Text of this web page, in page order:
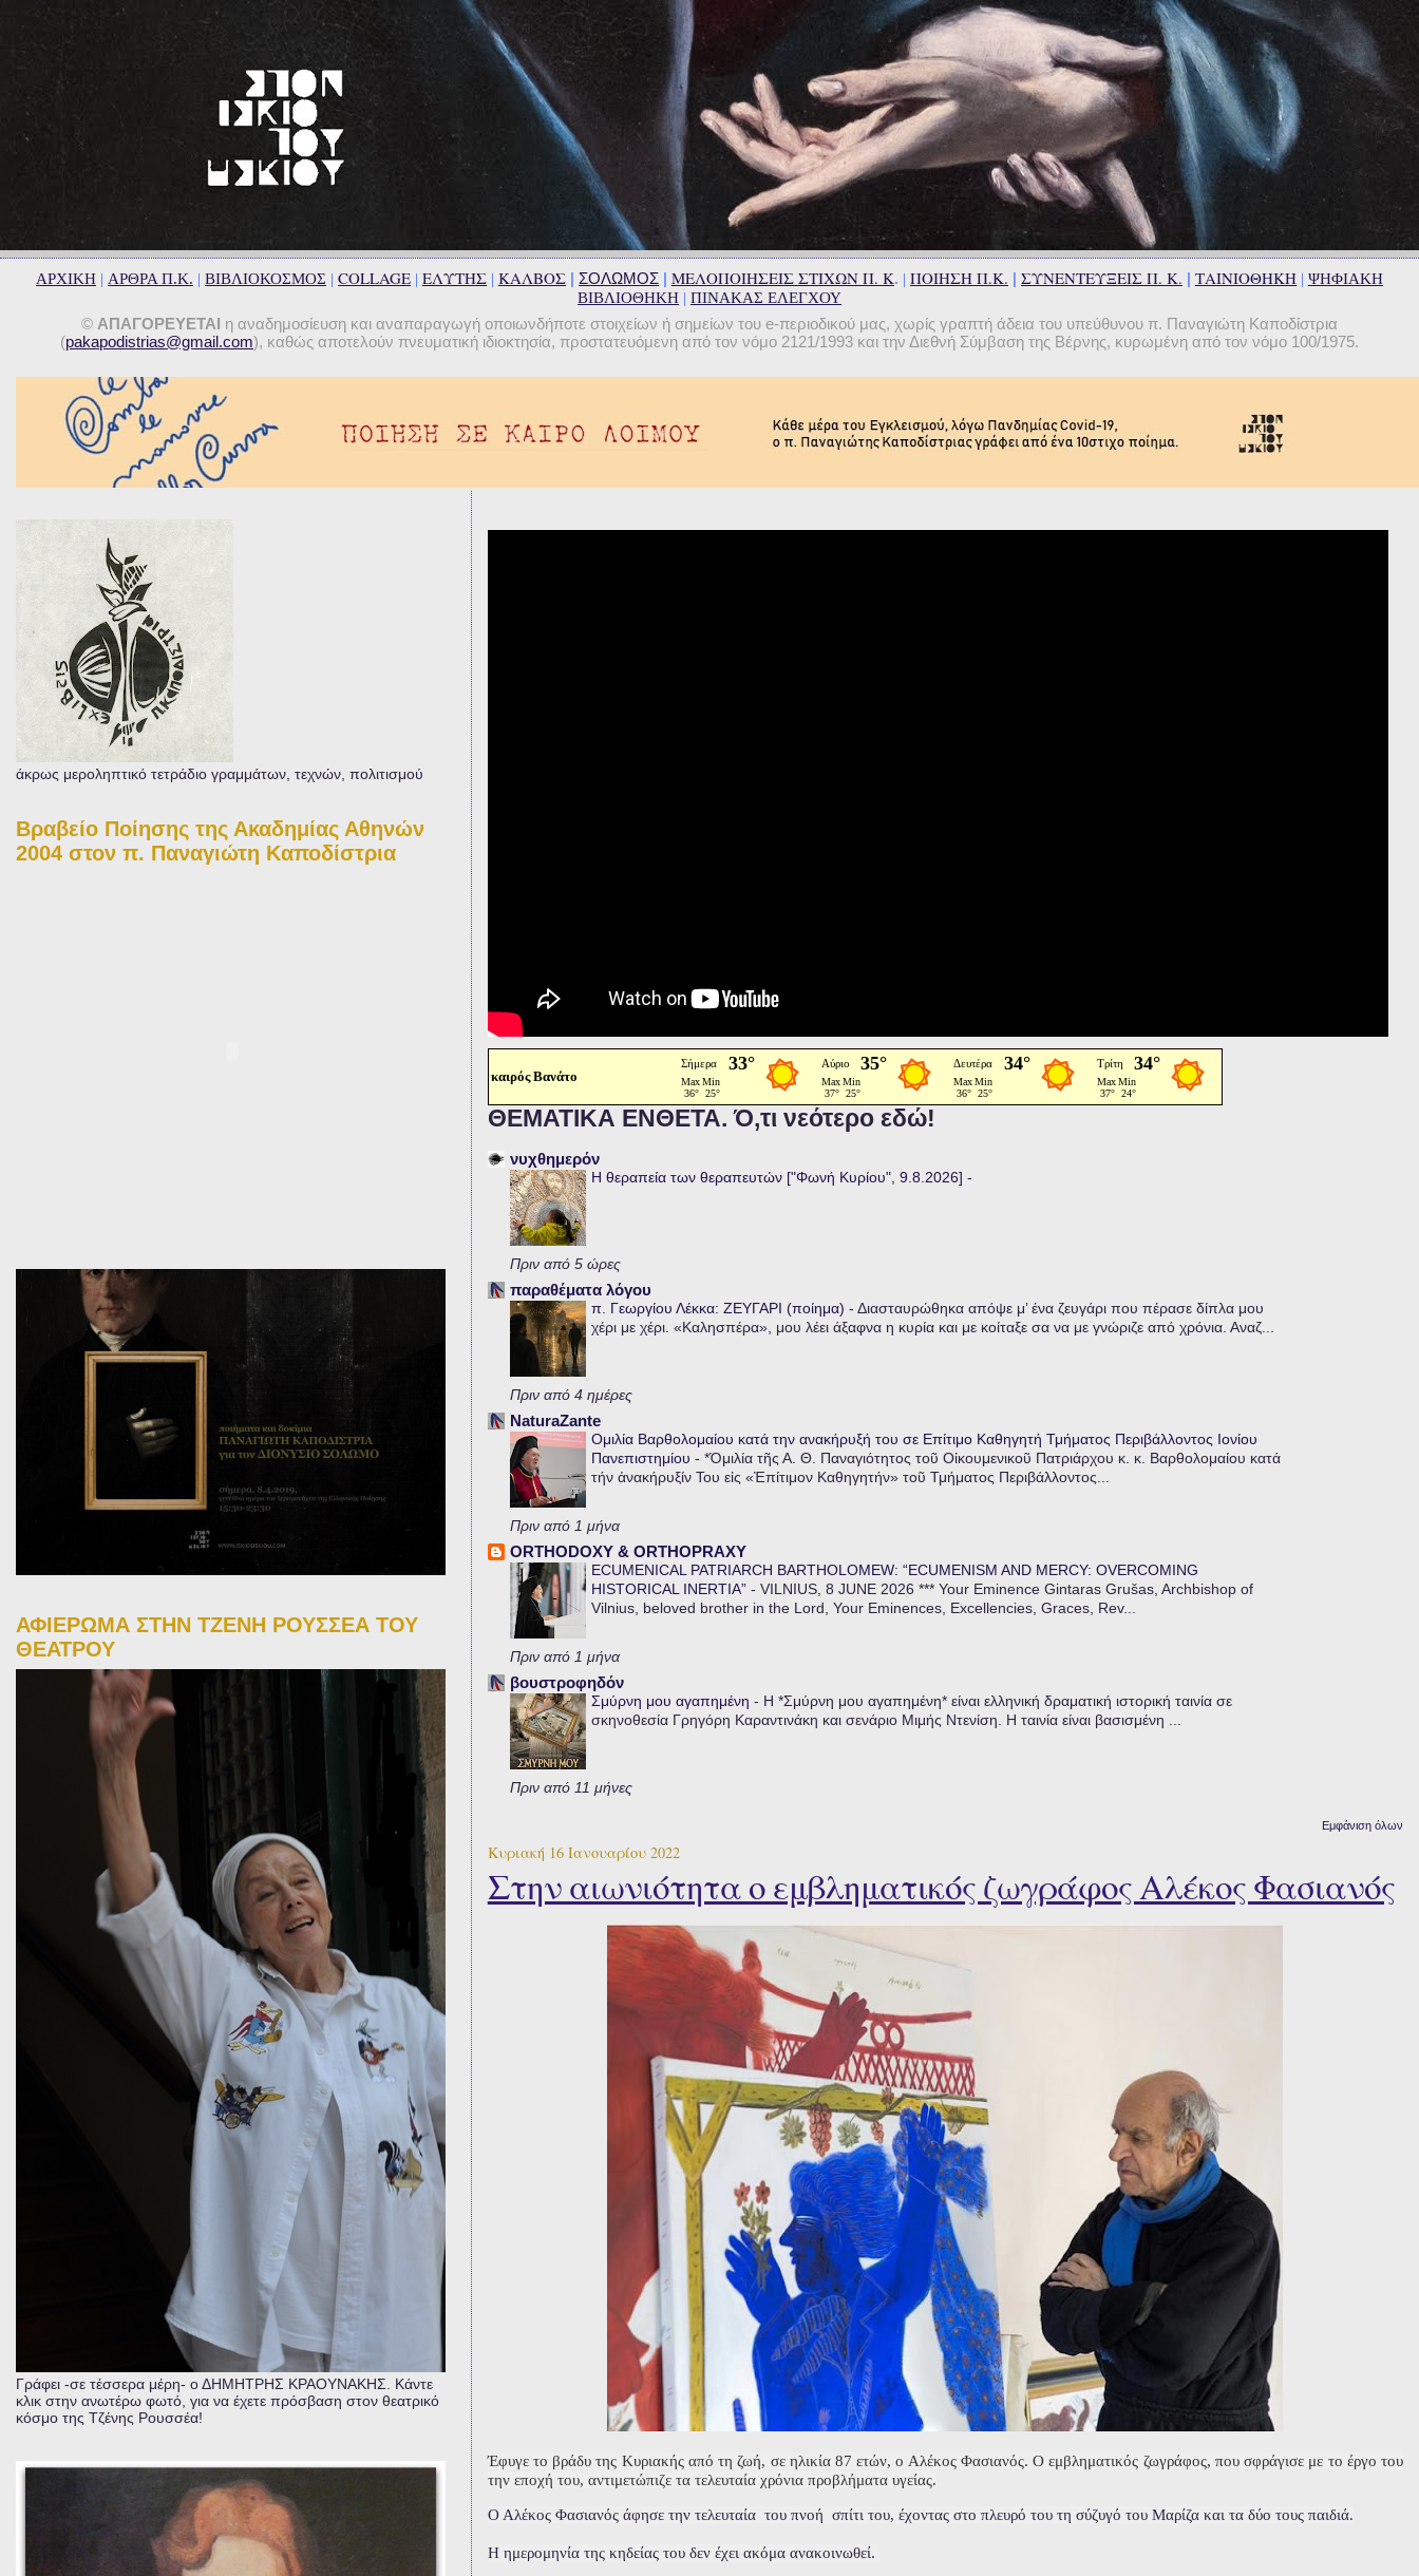
ΑΡΧΙΚΗ | ΑΡΘΡΑ Π.Κ. | ΒΙΒΛΙΟΚΟΣΜΟΣ | COLLAGE | ΕΛΥΤΗΣ | ΚΑΛΒΟΣ | ΣΟΛΩΜΟΣ | ΜΕΛΟΠΟΙΗΣΕΙΣ ΣΤΙΧΩΝ Π. Κ. | ΠΟΙΗΣΗ Π.Κ. | ΣΥΝΕΝΤΕΥΞΕΙΣ Π. Κ. | ΤΑΙΝΙΟΘΗΚΗ | ΨΗΦΙΑΚΗ
ΒΙΒΛΙΟΘΗΚΗ | ΠΙΝΑΚΑΣ ΕΛΕΓΧΟΥ
© ΑΠΑΓΟΡΕΥΕΤΑΙ η αναδημοσίευση και αναπαραγωγή οποιωνδήποτε στοιχείων ή σημείων του e-περιοδικού μας, χωρίς γραπτή άδεια του υπεύθυνου π. Παναγιώτη Καποδίστρια
(pakapodistrias@gmail.com), καθώς αποτελούν πνευματική ιδιοκτησία, προστατευόμενη από τον νόμο 2121/1993 και την Διεθνή Σύμβαση της Βέρνης, κυρωμένη από τον νόμο 100/1975.
καιρός Βανάτο
ΘΕΜΑΤΙΚΑ ΕΝΘΕΤΑ. Ό,τι νεότερο εδώ!
νυχθημερόν
Η θεραπεία των θεραπευτών ["Φωνή Κυρίου", 9.8.2026] -
Πριν από 5 ώρες
παραθέματα λόγου
π. Γεωργίου Λέκκα: ΖΕΥΓΑΡΙ (ποίημα) - Διασταυρώθηκα απόψε μ’ ένα ζευγάρι που πέρασε δίπλα μου
χέρι με χέρι. «Καλησπέρα», μου λέει άξαφνα η κυρία και με κοίταξε σα να με γνώριζε από χρόνια. Αναζ...
Πριν από 4 ημέρες
NaturaZante
Ομιλία Βαρθολομαίου κατά την ανακήρυξή του σε Επίτιμο Καθηγητή Τμήματος Περιβάλλοντος Ιονίου
Πανεπιστημίου - *Ὁμιλία τῆς Α. Θ. Παναγιότητος τοῦ Οἰκουμενικοῦ Πατριάρχου κ. κ. Βαρθολομαίου κατά
τήν ἀνακήρυξίν Του εἰς «Ἐπίτιμον Καθηγητήν» τοῦ Τμήματος Περιβάλλοντος...
Πριν από 1 μήνα
ORTHODOXY & ORTHOPRAXY
ECUMENICAL PATRIARCH BARTHOLOMEW: “ECUMENISM AND MERCY: OVERCOMING
HISTORICAL INERTIA” - VILNIUS, 8 JUNE 2026 *** Your Eminence Gintaras Grušas, Archbishop of
Vilnius, beloved brother in the Lord, Your Eminences, Excellencies, Graces, Rev...
Πριν από 1 μήνα
βουστροφηδόν
Σμύρνη μου αγαπημένη - Η *Σμύρνη μου αγαπημένη* είναι ελληνική δραματική ιστορική ταινία σε
σκηνοθεσία Γρηγόρη Καραντινάκη και σενάριο Μιμής Ντενίση. Η ταινία είναι βασισμένη ...
Πριν από 11 μήνες
Εμφάνιση όλων
Κυριακή 16 Ιανουαρίου 2022
Στην αιωνιότητα ο εμβληματικός ζωγράφος Αλέκος Φασιανός
Έφυγε το βράδυ της Κυριακής από τη ζωή, σε ηλικία 87 ετών, ο Αλέκος Φασιανός. Ο εμβληματικός ζωγράφος, που σφράγισε με το έργο του
την εποχή του, αντιμετώπιζε τα τελευταία χρόνια προβλήματα υγείας.
Ο Αλέκος Φασιανός άφησε την τελευταία του πνοή σπίτι του, έχοντας στο πλευρό του τη σύζυγό του Μαρίζα και τα δύο τους παιδιά.
Η ημερομηνία της κηδείας του δεν έχει ακόμα ανακοινωθεί.
άκρως μεροληπτικό τετράδιο γραμμάτων, τεχνών, πολιτισμού
Βραβείο Ποίησης της Ακαδημίας Αθηνών
2004 στον π. Παναγιώτη Καποδίστρια
ΑΦΙΕΡΩΜΑ ΣΤΗΝ ΤΖΕΝΗ ΡΟΥΣΣΕΑ ΤΟΥ
ΘΕΑΤΡΟΥ
Γράφει -σε τέσσερα μέρη- ο ΔΗΜΗΤΡΗΣ ΚΡΑΟΥΝΑΚΗΣ. Κάντε
κλικ στην ανωτέρω φωτό, για να έχετε πρόσβαση στον θεατρικό
κόσμο της Τζένης Ρουσσέα!